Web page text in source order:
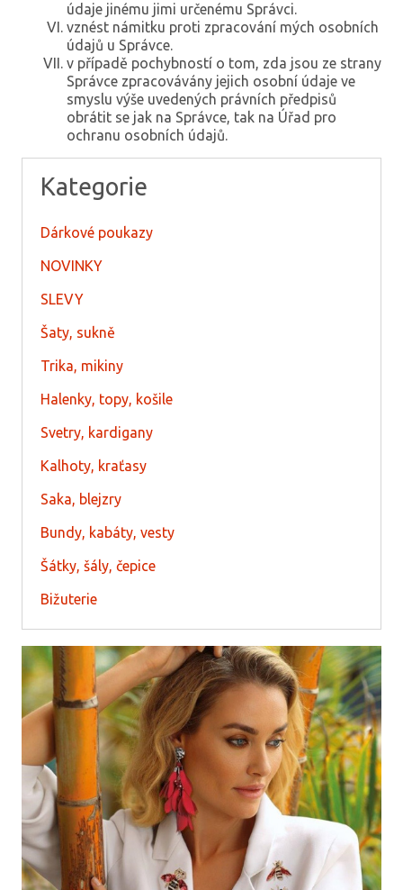
údaje jinému jimi určenému Správci.
vznést námitku proti zpracování mých osobních
údajů u Správce.
v případě pochybností o tom, zda jsou ze strany
Správce zpracovávány jejich osobní údaje ve
smyslu výše uvedených právních předpisů
obrátit se jak na Správce, tak na Úřad pro
ochranu osobních údajů.
Kategorie
Dárkové poukazy
NOVINKY
SLEVY
Šaty, sukně
Trika, mikiny
Halenky, topy, košile
Svetry, kardigany
Kalhoty, kraťasy
Saka, blejzry
Bundy, kabáty, vesty
Šátky, šály, čepice
Bižuterie